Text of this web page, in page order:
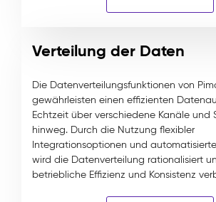
Verteilung der Daten
Die Datenverteilungsfunktionen von
gewährleisten einen effizienten
Echtzeit über verschiedene Kanäle und
hinweg. Durch die Nutzung flexibler
Integrationsoptionen und
wird die Datenverteilung rationalisiert
betriebliche Effizienz und Konsistenz